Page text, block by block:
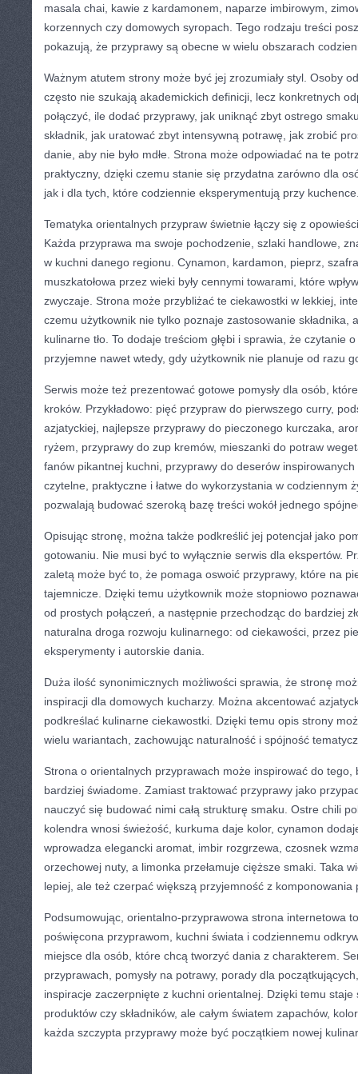
masala chai, kawie z kardamonem, naparze imbirowym,
korzennych czy domowych syropach. Tego rodzaju treści
pokazują, że przyprawy są obecne w wielu obszarach
Ważnym atutem strony może być jej zrozumiały styl. Osoby
często nie szukają akademickich definicji, lecz konkretnych
połączyć, ile dodać przyprawy, jak uniknąć zbyt ostrego
składnik, jak uratować zbyt intensywną potrawę, jak zrobić
danie, aby nie było mdłe. Strona może odpowiadać na te
praktyczny, dzięki czemu stanie się przydatna zarówno dla
jak i dla tych, które codziennie eksperymentują przy
Tematyka orientalnych przypraw świetnie łączy się z
Każda przyprawa ma swoje pochodzenie, szlaki handlowe,
w kuchni danego regionu. Cynamon, kardamon, pieprz,
muszkatołowa przez wieki były cennymi towarami, które
zwyczaje. Strona może przybliżać te ciekawostki w lekkiej,
czemu użytkownik nie tylko poznaje zastosowanie składnika,
kulinarne tło. To dodaje treściom głębi i sprawia, że czytanie
przyjemne nawet wtedy, gdy użytkownik nie planuje od razu
Serwis może też prezentować gotowe pomysły dla osób,
kroków. Przykładowo: pięć przypraw do pierwszego curry,
azjatyckiej, najlepsze przyprawy do pieczonego kurczaka,
ryżem, przyprawy do zup kremów, mieszanki do potraw
fanów pikantnej kuchni, przyprawy do deserów inspirowanych
czytelne, praktyczne i łatwe do wykorzystania w codziennym
pozwalają budować szeroką bazę treści wokół jednego
Opisując stronę, można także podkreślić jej potencjał jako
gotowaniu. Nie musi być to wyłącznie serwis dla ekspertów.
zaletą może być to, że pomaga oswoić przyprawy, które na
tajemnicze. Dzięki temu użytkownik może stopniowo
od prostych połączeń, a następnie przechodząc do bardziej
naturalna droga rozwoju kulinarnego: od ciekawości, przez
eksperymenty i autorskie dania.
Duża ilość synonimicznych możliwości sprawia, że stronę
inspiracji dla domowych kucharzy. Można akcentować
podkreślać kulinarne ciekawostki. Dzięki temu opis strony
wielu wariantach, zachowując naturalność i spójność
Strona o orientalnych przyprawach może inspirować do tego,
bardziej świadome. Zamiast traktować przyprawy jako
nauczyć się budować nimi całą strukturę smaku. Ostre chili
kolendra wnosi świeżość, kurkuma daje kolor, cynamon
wprowadza elegancki aromat, imbir rozgrzewa, czosnek
orzechowej nuty, a limonka przełamuje cięższe smaki. Taka
lepiej, ale też czerpać większą przyjemność z komponowania
Podsumowując, orientalno-przyprawowa strona internetowa
poświęcona przyprawom, kuchni świata i codziennemu
miejsce dla osób, które chcą tworzyć dania z charakterem.
przyprawach, pomysły na potrawy, porady dla
inspiracje zaczerpnięte z kuchni orientalnej. Dzięki temu staje
produktów czy składników, ale całym światem zapachów,
każda szczypta przyprawy może być początkiem nowej